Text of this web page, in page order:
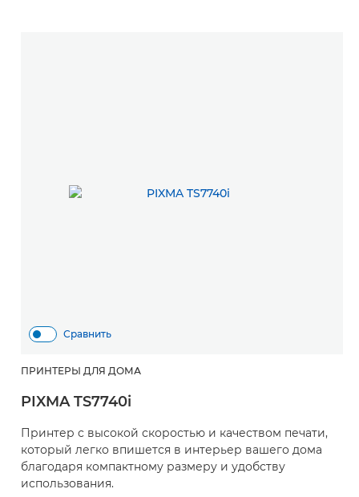
Сравнить
ПРИНТЕРЫ ДЛЯ ДОМА
PIXMA TS7740i
Принтер с высокой скоростью и качеством печати,
который легко впишется в интерьер вашего дома
благодаря компактному размеру и удобству
использования.